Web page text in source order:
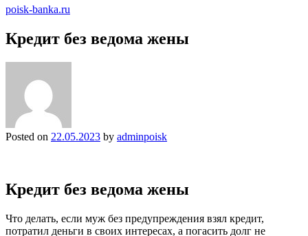
poisk-banka.ru
Кредит без ведома жены
Posted on 22.05.2023 by adminpoisk
Кредит без ведома жены
Что делать, если муж без предупреждения взял кредит,
потратил деньги в своих интересах, а погасить долг не